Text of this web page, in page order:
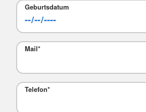
Geburtsdatum
Mail*
Telefon*